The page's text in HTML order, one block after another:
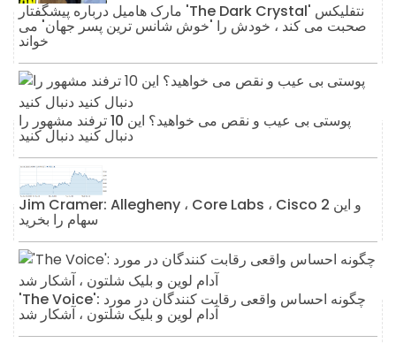
مارک هامیل درباره پیشگفتار 'The Dark Crystal' نتفلیکس
صحبت می کند ، خودش را 'خوش شانس ترین پسر جهان' می
خواند
پوستی بی عیب و نقص می خواهید؟ این 10 ترفند مشهور را
دنبال کنید دنبال کنید
Jim Cramer: Allegheny ، Core Labs ، Cisco و این 2
سهام را بخرید
'The Voice': چگونه احساس واقعی رقابت کنندگان در مورد
آدام لوین و بلیک شلتون ، آشکار شد